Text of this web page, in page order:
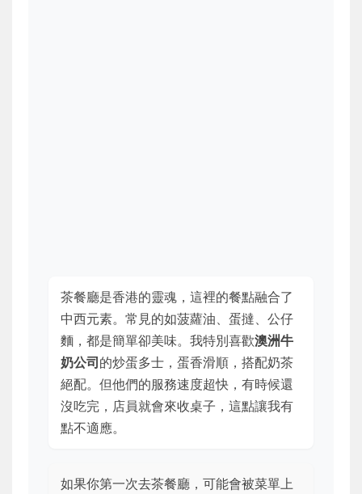
茶餐廳是香港的靈魂，這裡的餐點融合了
中西元素。常見的如菠蘿油、蛋撻、公仔
麵，都是簡單卻美味。我特別喜歡澳洲牛
奶公司 的炒蛋多士，蛋香滑順，搭配奶茶
絕配。但他們的服務速度超快，有時候還
沒吃完，店員就會來收桌子，這點讓我有
點不適應。
如果你第一次去茶餐廳，可能會被菜單上